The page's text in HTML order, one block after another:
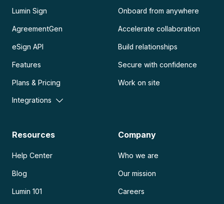
Lumin Sign
AgreementGen
eSign API
Features
Plans & Pricing
Integrations
Onboard from anywhere
Accelerate collaboration
Build relationships
Secure with confidence
Work on site
Resources
Help Center
Blog
Lumin 101
Company
Who we are
Our mission
Careers